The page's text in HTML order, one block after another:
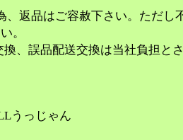
、返品はご容赦下さい。ただし
。
換、誤品配送交換は当社負担と
っじゃん